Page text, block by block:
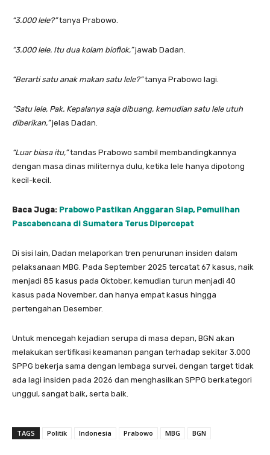
“3.000 lele?”tanya Prabowo.
“3.000 lele. Itu dua kolam bioflok,”jawab Dadan.
“Berarti satu anak makan satu lele?”tanya Prabowo lagi.
“Satu lele, Pak. Kepalanya saja dibuang, kemudian satu lele utuh
diberikan,”jelas Dadan.
“Luar biasa itu,”tandas Prabowo sambil membandingkannya
dengan masa dinas militernya dulu, ketika lele hanya dipotong
kecil-kecil.
Baca Juga: Prabowo Pastikan Anggaran Siap, Pemulihan
Pascabencana di Sumatera Terus Dipercepat
Di sisi lain, Dadan melaporkan tren penurunan insiden dalam
pelaksanaan MBG. Pada September 2025 tercatat 67 kasus, naik
menjadi 85 kasus pada Oktober, kemudian turun menjadi 40
kasus pada November, dan hanya empat kasus hingga
pertengahan Desember.
Untuk mencegah kejadian serupa di masa depan, BGN akan
melakukan sertifikasi keamanan pangan terhadap sekitar 3.000
SPPG bekerja sama dengan lembaga survei, dengan target tidak
ada lagi insiden pada 2026 dan menghasilkan SPPG berkategori
unggul, sangat baik, serta baik.
TAGS Politik Indonesia Prabowo MBG BGN